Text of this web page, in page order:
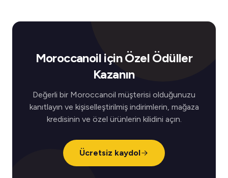
Moroccanoil için Özel Ödüller
Kazanın
Değerli bir Moroccanoil müşterisi olduğunuzu
kanıtlayın ve kişiselleştirilmiş indirimlerin, mağaza
kredisinin ve özel ürünlerin kilidini açın.
Ücretsiz kaydol